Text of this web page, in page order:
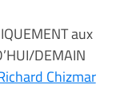
aux
DEMAIN
Chizmar